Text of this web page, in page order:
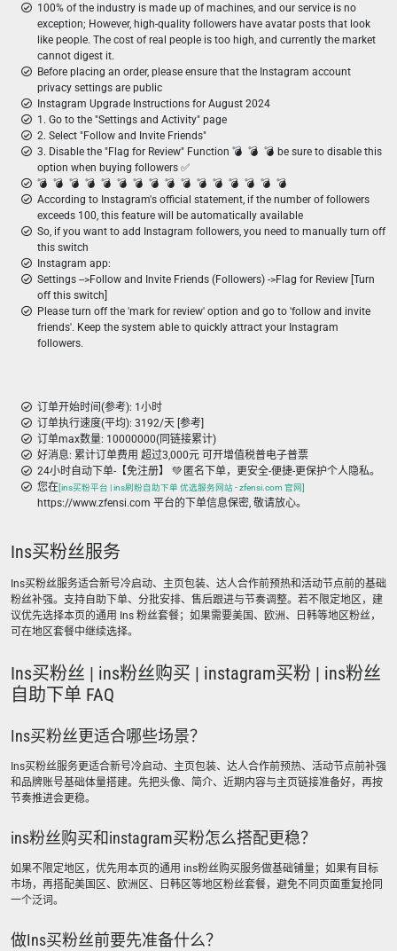
100% of the industry is made up of machines, and our service is no
exception; However, high-quality followers have avatar posts that look
like people. The cost of real people is too high, and currently the market
cannot digest it.
Before placing an order, please ensure that the Instagram account
privacy settings are public
Instagram Upgrade Instructions for August 2024
1. Go to the "Settings and Activity" page
2. Select "Follow and Invite Friends"
3. Disable the "Flag for Review" Function 💣 ︎ 💣 ︎ 💣 be sure to disable this
option when buying followers ✅
💣 ️ 💣 ️ 💣 ️ 💣 ️ 💣 ️ 💣 ️ 💣 ️ 💣 ️ 💣 ️ 💣 ️ 💣 ️ 💣 ️ 💣 ️ 💣 ️ 💣 ️ 💣 ️
According to Instagram's official statement, if the number of followers
exceeds 100, this feature will be automatically available
So, if you want to add Instagram followers, you need to manually turn off
this switch
Instagram app:
Settings -->Follow and Invite Friends (Followers) ->Flag for Review [Turn
off this switch]
Please turn off the 'mark for review' option and go to 'follow and invite
friends'. Keep the system able to quickly attract your Instagram
followers.
订单开始时间(参考): 1小时
订单执行速度(平均): 3192/天 [参考]
订单max数量: 10000000(同链接累计)
好消息: 累计订单费用 超过3,000元 可开增值税普电子普票
24小时自动下单-【免注册】 💚 匿名下单，更安全-便捷-更保护个人隐私。
您在[ins买粉平台 | ins刷粉自助下单 优选服务网站 - zfensi.com 官网]
https://www.zfensi.com 平台的下单信息保密, 敬请放心。
Ins买粉丝服务
Ins买粉丝服务适合新号冷启动、主页包装、达人合作前预热和活动节点前的基础
粉丝补强。支持自助下单、分批安排、售后跟进与节奏调整。若不限定地区，建
议优先选择本页的通用 Ins 粉丝套餐；如果需要美国、欧洲、日韩等地区粉丝，
可在地区套餐中继续选择。
Ins买粉丝 | ins粉丝购买 | instagram买粉 | ins粉丝
自助下单 FAQ
Ins买粉丝更适合哪些场景？
Ins买粉丝服务更适合新号冷启动、主页包装、达人合作前预热、活动节点前补强
和品牌账号基础体量搭建。先把头像、简介、近期内容与主页链接准备好，再按
节奏推进会更稳。
ins粉丝购买和instagram买粉怎么搭配更稳？
如果不限定地区，优先用本页的通用 ins粉丝购买服务做基础铺量；如果有目标
市场，再搭配美国区、欧洲区、日韩区等地区粉丝套餐，避免不同页面重复抢同
一个泛词。
做Ins买粉丝前要先准备什么？